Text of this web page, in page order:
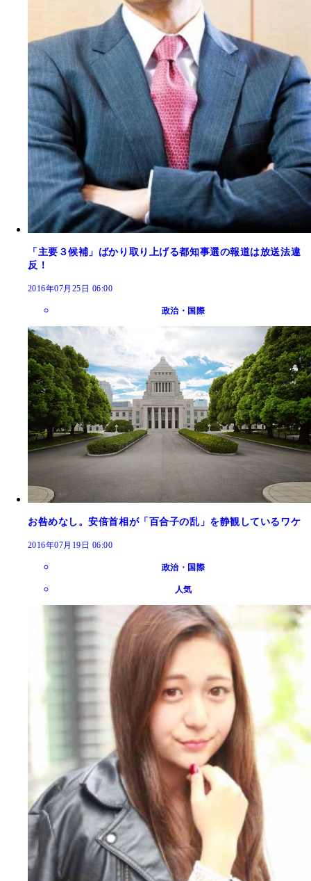
「主要３候補」ばかり取り上げる都知事選の報道は放送法違
反！
2016年07月25日 06:00
政治・国際
お咎めなし。安倍首相が「百合子の乱」を静観しているワケ
2016年07月19日 06:00
政治・国際
人気